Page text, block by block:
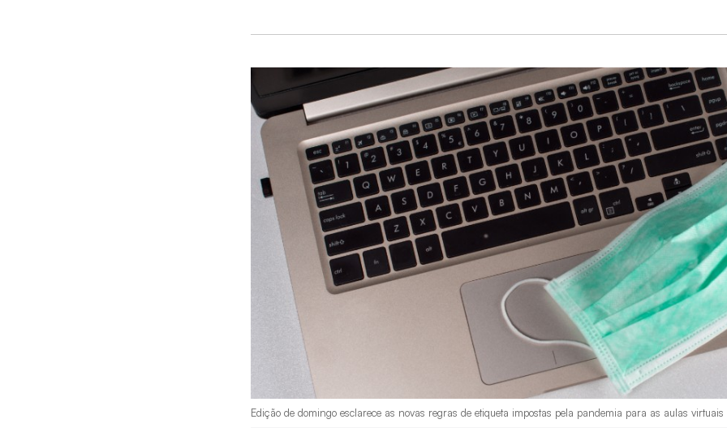
Edição de domingo esclarece as novas regras de etiqueta impostas pela pandemia para as aulas virtuais